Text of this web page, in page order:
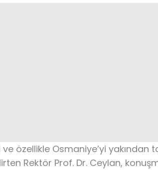
özellikle Osmaniye’yi yakından
Rektör Prof. Dr. Ceylan,